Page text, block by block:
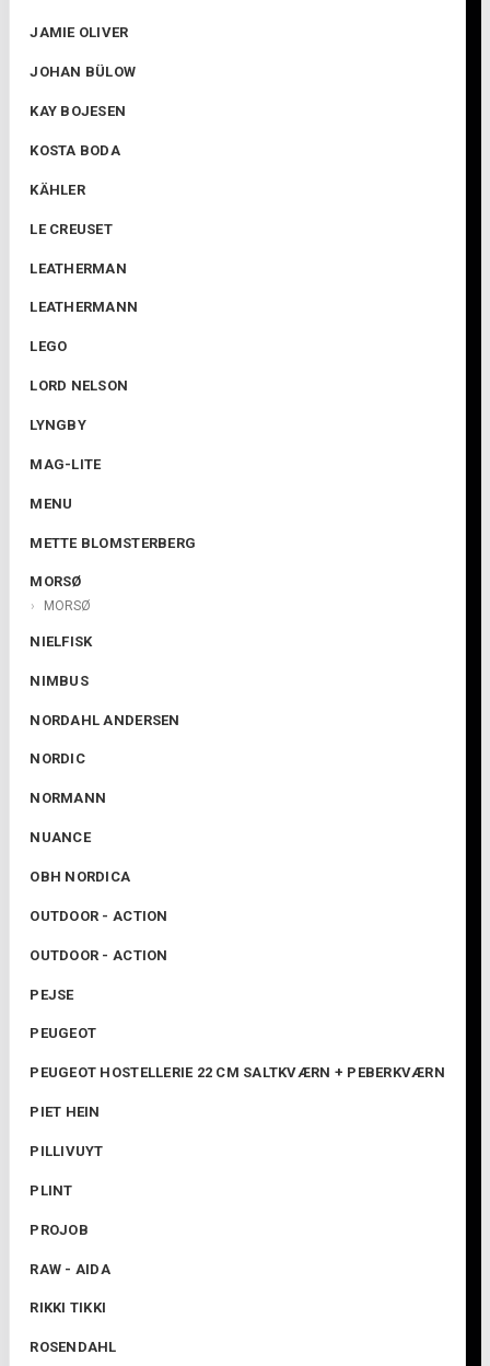
JAMIE OLIVER
JOHAN BÜLOW
KAY BOJESEN
KOSTA BODA
KÄHLER
LE CREUSET
LEATHERMAN
LEATHERMANN
LEGO
LORD NELSON
LYNGBY
MAG-LITE
MENU
METTE BLOMSTERBERG
MORSØ
MORSØ
NIELFISK
NIMBUS
NORDAHL ANDERSEN
NORDIC
NORMANN
NUANCE
OBH NORDICA
OUTDOOR - ACTION
OUTDOOR - ACTION
PEJSE
PEUGEOT
PEUGEOT HOSTELLERIE 22 CM SALTKVÆRN + PEBERKVÆRN
PIET HEIN
PILLIVUYT
PLINT
PROJOB
RAW - AIDA
RIKKI TIKKI
ROSENDAHL